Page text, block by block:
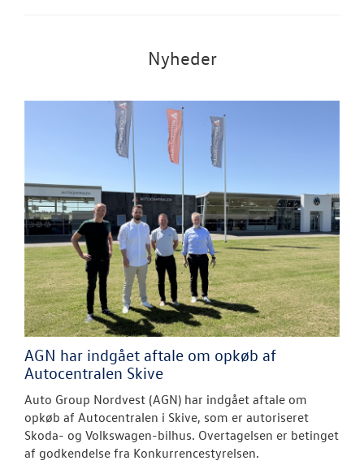
Nyheder
AGN har indgået aftale om opkøb af
Autocentralen Skive
Auto Group Nordvest (AGN) har indgået aftale om
opkøb af Autocentralen i Skive, som er autoriseret
Skoda- og Volkswagen-bilhus. Overtagelsen er betinget
af godkendelse fra Konkurrencestyrelsen.